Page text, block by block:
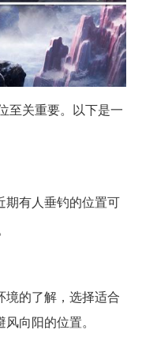
至关重要。以下是一
期有人垂钓的位置可
境的了解，选择适合
向阳的位置。